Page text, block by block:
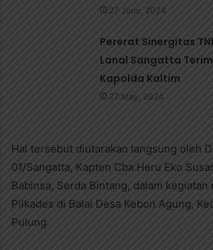
27 June, 2024
Pererat Sinergitas
Lanal Sangatta
Kapolda Kaltim
27 May, 2024
Hal tersebut diutarakan langsung oleh
01/Sangatta, Kapten Cba Heru Eko
Babinsa, Serda Bintang, dalam kegiatan
Pilkades di Balai Desa Kebon Agung,
Pulung.